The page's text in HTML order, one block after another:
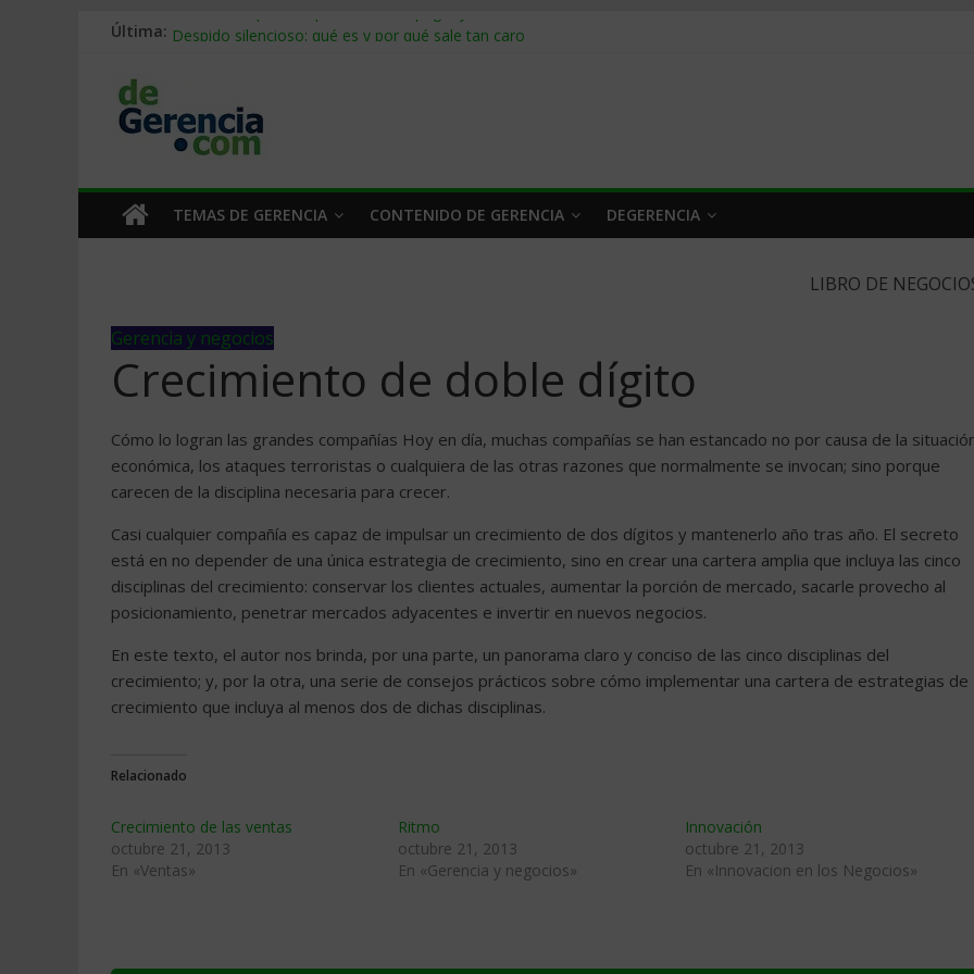
Última: Stablecoins para empresas: cómo pagar y cobrar en 2026
Trabajo forzoso en la cadena de suministro: qué hacer
Mercado hispano de EE. UU.: cómo segmentarlo y venderle
TEMAS DE GERENCIA CONTENIDO DE GERENCIA DEGERENCIA
LIBRO DE
Gerencia y negocios
Crecimiento de doble dígito
Cómo lo logran las grandes compañías Hoy en día, muchas compañías se han estancado no por causa de la
económica, los ataques terroristas o cualquiera de las otras razones que normalmente se invocan; sino porque
carecen de la disciplina necesaria para crecer.
Casi cualquier compañía es capaz de impulsar un crecimiento de dos dígitos y mantenerlo año tras año. El secreto
está en no depender de una única estrategia de crecimiento, sino en crear una cartera amplia que incluya las cinco
disciplinas del crecimiento: conservar los clientes actuales, aumentar la porción de mercado, sacarle provecho al
posicionamiento, penetrar mercados adyacentes e invertir en nuevos negocios.
En este texto, el autor nos brinda, por una parte, un panorama claro y conciso de las cinco disciplinas del
crecimiento; y, por la otra, una serie de consejos prácticos sobre cómo implementar una cartera de estrategias de
crecimiento que incluya al menos dos de dichas disciplinas.
Relacionado
Crecimiento de las ventas
octubre 21, 2013
En «Ventas»
Ritmo
octubre 21, 2013
En «Gerencia y negocios»
Innovación
octubre 21, 2013
En «Innovacion en los Negocios»